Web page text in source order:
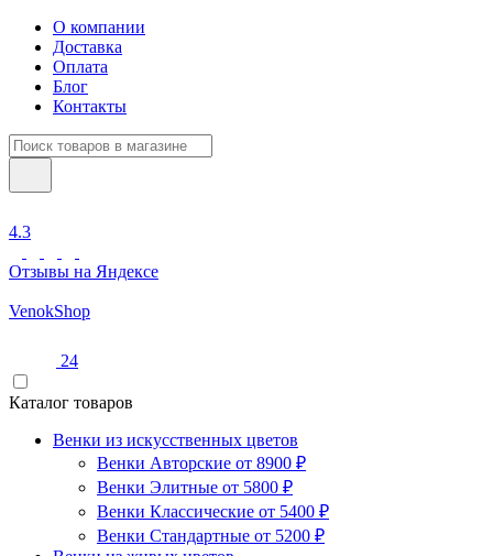
О компании
Доставка
Оплата
Блог
Контакты
4.3
Отзывы на Яндексе
VenokShop
24
Каталог товаров
Венки из искусственных цветов
Венки Авторские от 8900 ₽
Венки Элитные от 5800 ₽
Венки Классические от 5400 ₽
Венки Стандартные от 5200 ₽